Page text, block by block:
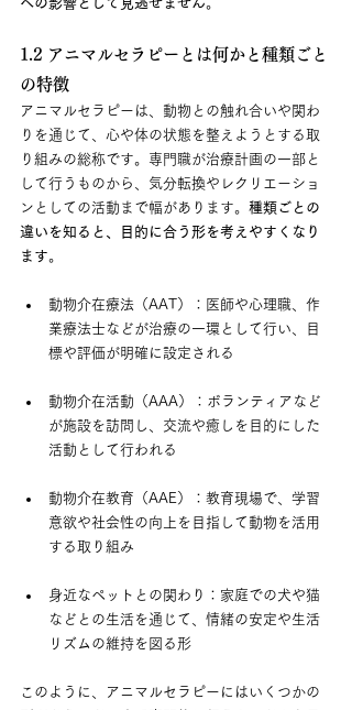
1.2 アニマルセラピーとは何かと種類ごと
の特徴
アニマルセラピーは、動物との触れ合いや関わ
りを通じて、心や体の状態を整えようとする取
り組みの総称です。専門職が治療計画の一部と
して行うものから、気分転換やレクリエーショ
ンとしての活動まで幅があります。 種類ごとの
違いを知ると、目的に合う形を考えやすくなり
ます。
動物介在療法（AAT）：医師や心理職、作
業療法士などが治療の一環として行い、目
標や評価が明確に設定される
動物介在活動（AAA）：ボランティアなど
が施設を訪問し、交流や癒しを目的にした
活動として行われる
動物介在教育（AAE）：教育現場で、学習
意欲や社会性の向上を目指して動物を活用
する取り組み
身近なペットとの関わり：家庭での犬や猫
などとの生活を通じて、情緒の安定や生活
リズムの維持を図る形
このように、アニマルセラピーにはいくつかの